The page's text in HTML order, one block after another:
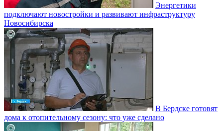
Энергетики
подключают новостройки и развивают инфраструктуру
Новосибирска
В Бердске готовят
дома к отопительному сезону: что уже сделано